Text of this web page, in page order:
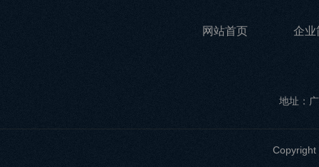
网站首页 企业
地址：